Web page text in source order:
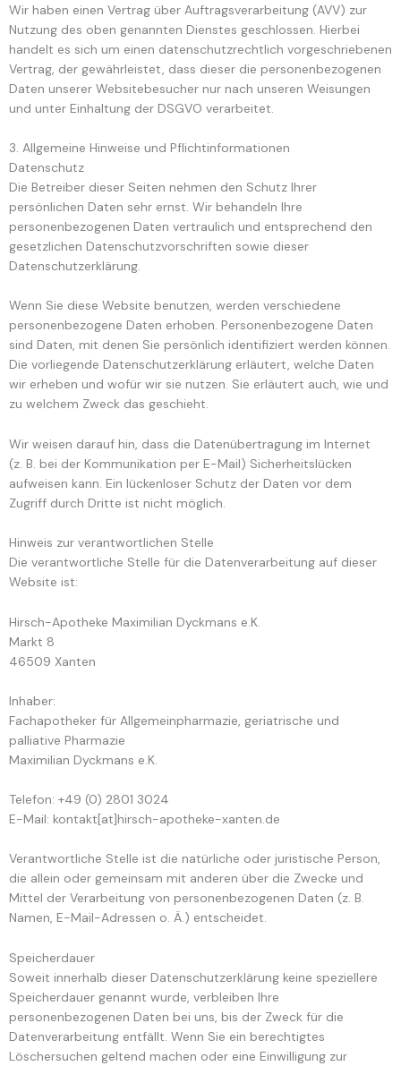
Wir haben einen Vertrag über Auftragsverarbeitung (AVV) zur
Nutzung des oben genannten Dienstes geschlossen. Hierbei
handelt es sich um einen datenschutzrechtlich vorgeschriebenen
Vertrag, der gewährleistet, dass dieser die personenbezogenen
Daten unserer Websitebesucher nur nach unseren Weisungen
und unter Einhaltung der DSGVO verarbeitet.
3. Allgemeine Hinweise und Pflicht­informationen
Datenschutz
Die Betreiber dieser Seiten nehmen den Schutz Ihrer
persönlichen Daten sehr ernst. Wir behandeln Ihre
personenbezogenen Daten vertraulich und entsprechend den
gesetzlichen Datenschutzvorschriften sowie dieser
Datenschutzerklärung.
Wenn Sie diese Website benutzen, werden verschiedene
personenbezogene Daten erhoben. Personenbezogene Daten
sind Daten, mit denen Sie persönlich identifiziert werden können.
Die vorliegende Datenschutzerklärung erläutert, welche Daten
wir erheben und wofür wir sie nutzen. Sie erläutert auch, wie und
zu welchem Zweck das geschieht.
Wir weisen darauf hin, dass die Datenübertragung im Internet
(z. B. bei der Kommunikation per E-Mail) Sicherheitslücken
aufweisen kann. Ein lückenloser Schutz der Daten vor dem
Zugriff durch Dritte ist nicht möglich.
Hinweis zur verantwortlichen Stelle
Die verantwortliche Stelle für die Datenverarbeitung auf dieser
Website ist:
Hirsch-Apotheke Maximilian Dyckmans e.K.
Markt 8
46509 Xanten
Inhaber:
Fachapotheker für Allgemeinpharmazie, geriatrische und
palliative Pharmazie
Maximilian Dyckmans e.K.
Telefon: +49 (0) 2801 3024
E-Mail: kontakt[at]hirsch-apotheke-xanten.de
Verantwortliche Stelle ist die natürliche oder juristische Person,
die allein oder gemeinsam mit anderen über die Zwecke und
Mittel der Verarbeitung von personenbezogenen Daten (z. B.
Namen, E-Mail-Adressen o. Ä.) entscheidet.
Speicherdauer
Soweit innerhalb dieser Datenschutzerklärung keine speziellere
Speicherdauer genannt wurde, verbleiben Ihre
personenbezogenen Daten bei uns, bis der Zweck für die
Datenverarbeitung entfällt. Wenn Sie ein berechtigtes
Löschersuchen geltend machen oder eine Einwilligung zur